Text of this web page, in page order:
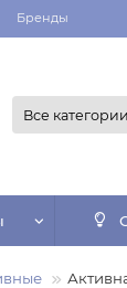
Бренды
Все категории